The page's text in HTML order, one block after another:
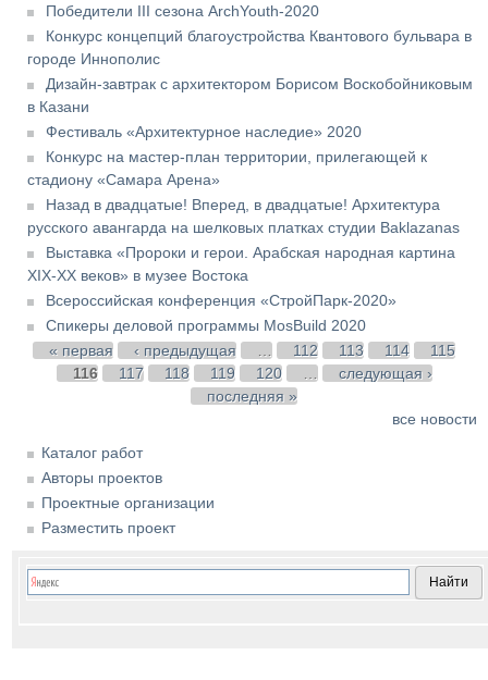
Победители III сезона ArchYouth-2020
Конкурс концепций благоустройства Квантового бульвара в
городе Иннополис
Дизайн-завтрак с архитектором Борисом Воскобойниковым
в Казани
Фестиваль «Архитектурное наследие» 2020
Конкурс на мастер-план территории, прилегающей к
стадиону «Самара Арена»
Назад в двадцатые! Вперед, в двадцатые! Архитектура
русского авангарда на шелковых платках студии Baklazanas
Выставка «Пророки и герои. Арабская народная картина
XIX-XX веков» в музее Востока
Всероссийская конференция «СтройПарк-2020»
Спикеры деловой программы MosBuild 2020
Страницы
« первая ‹ предыдущая 112 113 114
115
116
117 118 119 120
следующая ›
последняя »
все новости
Каталог работ
Авторы проектов
Проектные организации
Разместить проект